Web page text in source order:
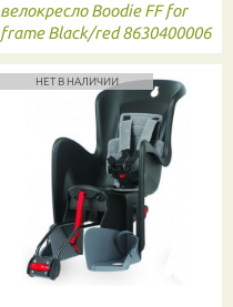
велокресло Boodie FF for
frame Black/red 8630400006
НЕТ В НАЛИЧИИ